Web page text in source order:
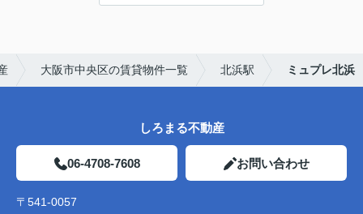
大阪市中央区の賃貸物件一覧 北浜駅 ミュプレ北浜
しろまる不動産
06-4708-7608 お問い合わせ
〒541-0057